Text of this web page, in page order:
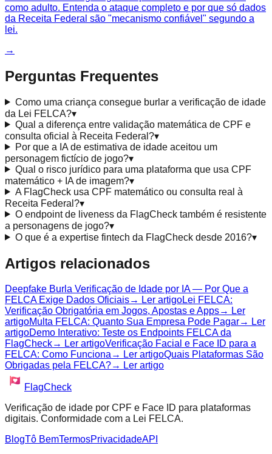
como adulto. Entenda o ataque completo e por que só dados
da Receita Federal são "mecanismo confiável" segundo a
lei.
→
Perguntas Frequentes
Como uma criança consegue burlar a verificação de idade
da Lei FELCA?▾
Qual a diferença entre validação matemática de CPF e
consulta oficial à Receita Federal?▾
Por que a IA de estimativa de idade aceitou um
personagem fictício de jogo?▾
Qual o risco jurídico para uma plataforma que usa CPF
matemático + IA de imagem?▾
A FlagCheck usa CPF matemático ou consulta real à
Receita Federal?▾
O endpoint de liveness da FlagCheck também é resistente
a personagens de jogo?▾
O que é a expertise fintech da FlagCheck desde 2016?▾
Artigos relacionados
Deepfake Burla Verificação de Idade por IA — Por Que a
FELCA Exige Dados Oficiais→ Ler artigoLei FELCA:
Verificação Obrigatória em Jogos, Apostas e Apps→ Ler
artigoMulta FELCA: Quanto Sua Empresa Pode Pagar→ Ler
artigoDemo Interativo: Teste os Endpoints FELCA da
FlagCheck→ Ler artigoVerificação Facial e Face ID para a
FELCA: Como Funciona→ Ler artigoQuais Plataformas São
Obrigadas pela FELCA?→ Ler artigo
FlagCheck
Verificação de idade por CPF e Face ID para plataformas
digitais. Conformidade com a Lei FELCA.
BlogTô BemTermosPrivacidadeAPI